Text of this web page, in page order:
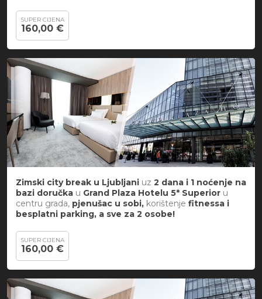
SUPER CIJENA
160,00 €
Zimski city break u Ljubljani uz 2 dana i 1 noćenje na
bazi doručka u Grand Plaza Hotelu 5* Superior u
centru grada, pjenušac u sobi, korištenje fitnessa i
besplatni parking, a sve za 2 osobe!
SUPER CIJENA
160,00 €